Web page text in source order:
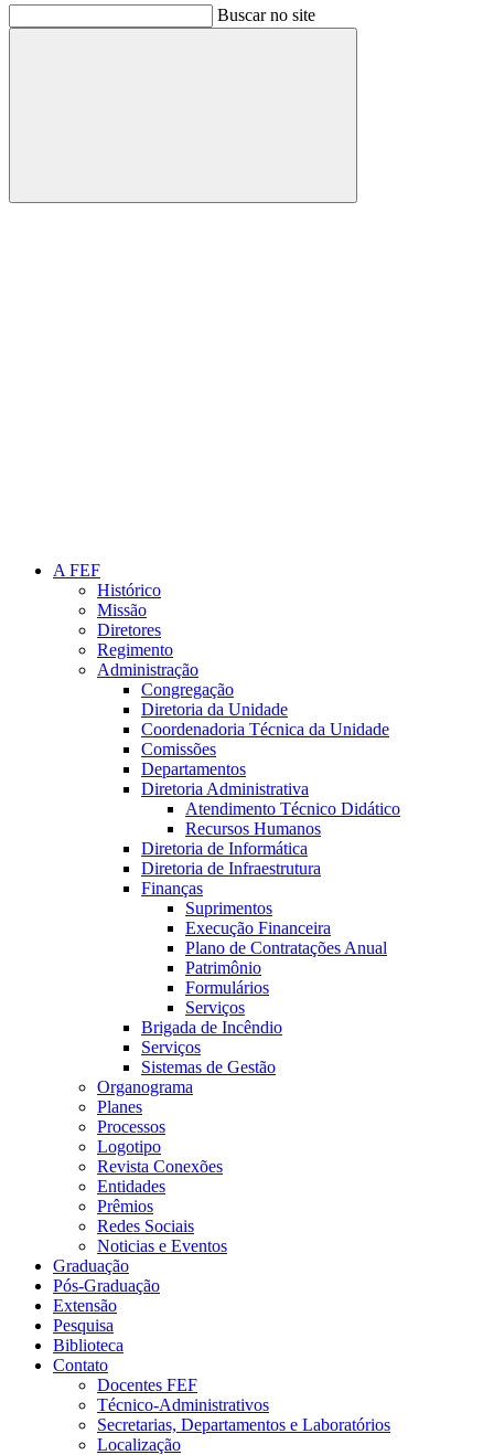
Buscar no site
Buscar
A FEF
Histórico
Missão
Diretores
Regimento
Administração
Congregação
Diretoria da Unidade
Coordenadoria Técnica da Unidade
Comissões
Departamentos
Diretoria Administrativa
Atendimento Técnico Didático
Recursos Humanos
Diretoria de Informática
Diretoria de Infraestrutura
Finanças
Suprimentos
Execução Financeira
Plano de Contratações Anual
Patrimônio
Formulários
Serviços
Brigada de Incêndio
Serviços
Sistemas de Gestão
Organograma
Planes
Processos
Logotipo
Revista Conexões
Entidades
Prêmios
Redes Sociais
Noticias e Eventos
Graduação
Pós-Graduação
Extensão
Pesquisa
Biblioteca
Contato
Docentes FEF
Técnico-Administrativos
Secretarias, Departamentos e Laboratórios
Localização